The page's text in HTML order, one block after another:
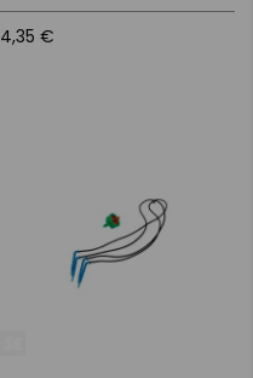
4,35 €